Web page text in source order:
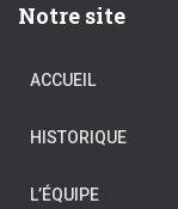
Notre site
ACCUEIL
HISTORIQUE
L’ÉQUIPE